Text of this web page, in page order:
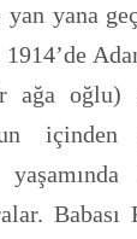
yana
ağa oğlu)
içinden